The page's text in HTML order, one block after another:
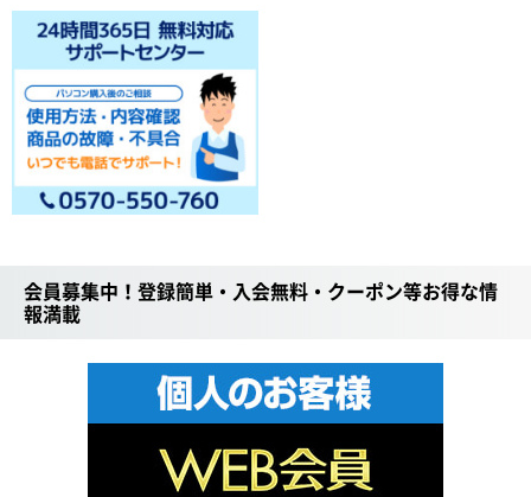
会員募集中！登録簡単・入会無料・クーポン等お得な情
報満載